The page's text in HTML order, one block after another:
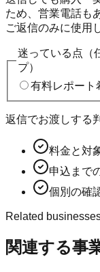
ため、営業電話も
ご返信のみに使用
迷っている点（
プ）
有料レポート
返信でお渡しする
料金と対
申込まで
個別の確
Related
関連する事